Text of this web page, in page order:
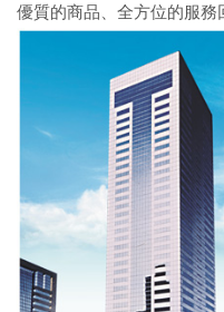
優質的商品、全方位的服務